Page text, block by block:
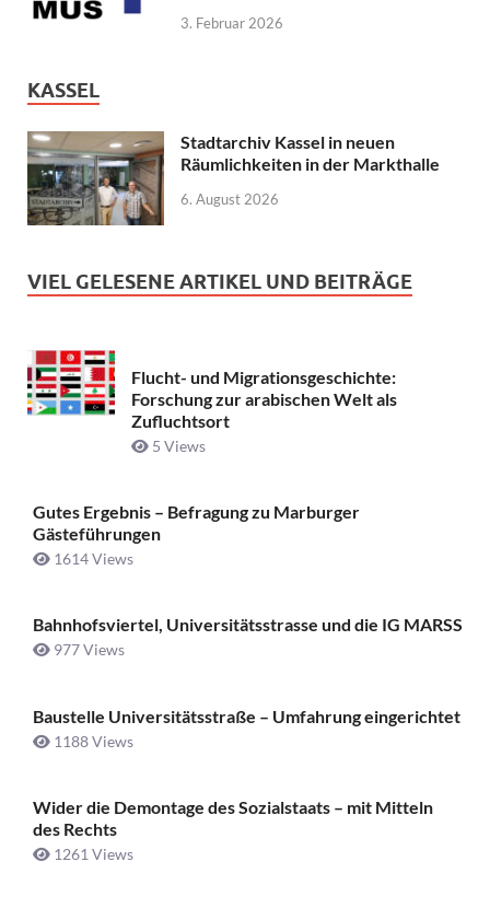
3. Februar 2026
KASSEL
Stadtarchiv Kassel in neuen
Räumlichkeiten in der Markthalle
6. August 2026
VIEL GELESENE ARTIKEL UND BEITRÄGE
Flucht- und Migrationsgeschichte:
Forschung zur arabischen Welt als
Zufluchtsort
5 Views
Gutes Ergebnis – Befragung zu Marburger
Gästeführungen
1614 Views
Bahnhofsviertel, Universitätsstrasse und die IG MARSS
977 Views
Baustelle Universitätsstraße ­– Umfahrung eingerichtet
1188 Views
Wider die Demontage des Sozialstaats – mit Mitteln
des Rechts
1261 Views